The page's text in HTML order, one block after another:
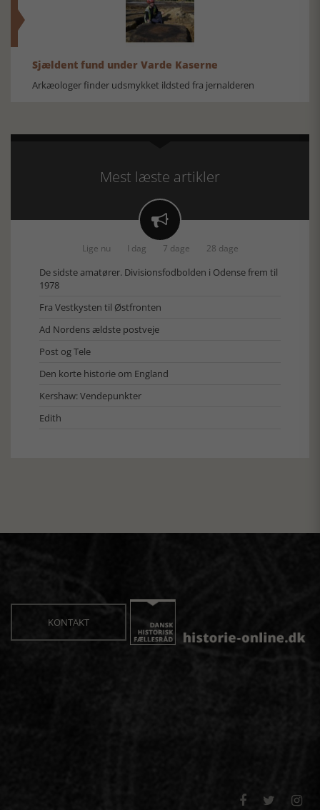
Sjældent fund under Varde Kaserne
Arkæologer finder udsmykket ildsted fra jernalderen
Mest læste artikler

Lige nu I dag 7 dage 28 dage
De sidste amatører. Divisionsfodbolden i Odense frem til
1978
Fra Vestkysten til Østfronten
Ad Nordens ældste postveje
Post og Tele
Den korte historie om England
Kershaw: Vendepunkter
Edith
KONTAKT
  